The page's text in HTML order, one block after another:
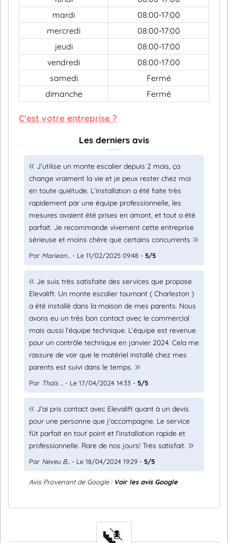
mardi
08:00-17:00
mercredi
08:00-17:00
jeudi
08:00-17:00
vendredi
08:00-17:00
samedi
Fermé
dimanche
Fermé
C'est votre entreprise ?
Les derniers avis
J’utilise un monte escalier depuis 2 mois, ça
change vraiment la vie et je peux rester chez moi
en toute quiétude. L’installation a été faite très
rapidement par une équipe professionnelle, les
mesures avaient été prises en amont, et tout a été
parfait. Je recommande vivement cette entreprise
sérieuse et moins chère que certains concurrents
Par Mariean... - Le 11/02/2025 09:48 - 5/5
Je suis très satisfaite des services que propose
Elevalift. Un monte escalier tournant ( Charleston )
a été installé dans la maison de mes parents. Nous
avons eu un très bon contact avec le commercial
mais aussi l’équipe technique. L’équipe est revenue
pour un contrôle technique en janvier 2024. Cela me
rassure de voir que le matériel installé chez mes
parents est suivi dans le temps.
Par Thaïs ... - Le 17/04/2024 14:33 - 5/5
J'ai pris contact avec Elevalift quant à un devis
pour une personne que j'accompagne. Le service
fût parfait en tout point et l'installation rapide et
professionnelle. Rare de nos jours! Très satisfait.
Par Neveu B... - Le 18/04/2024 19:29 - 5/5
Avis Provenant de Google : Voir les avis Google